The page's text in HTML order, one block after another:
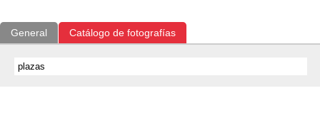
General Catálogo de fotografías